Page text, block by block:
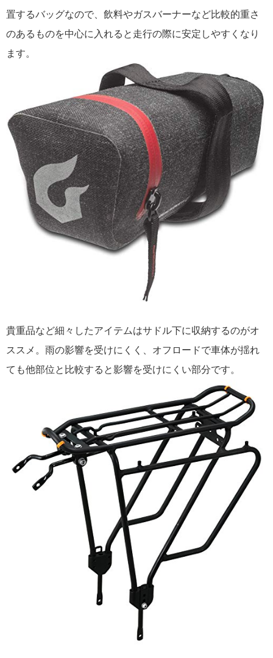
置するバッグなので、飲料やガスバーナーなど比較的重さ
のあるものを中心に入れると走行の際に安定しやすくなり
ます。
貴重品など細々したアイテムはサドル下に収納するのがオ
ススメ。雨の影響を受けにくく、オフロードで車体が揺れ
ても他部位と比較すると影響を受けにくい部分です。